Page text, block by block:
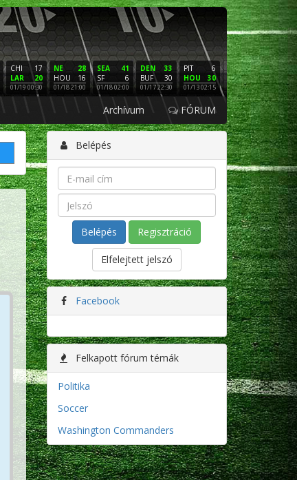
17
CHI
20
LAR
01/19 00:30
28
NE
16
HOU
01/18 21:00
41
SEA
6
SF
01/18 02:00
33
DEN
30
BUF
01/17 22:30
6
PIT
30
HOU
01/13 02:15
16
NE
3
LAC
01/12 02:00
PHI
SF
01/11
Archívum FÓRUM
Belépés
Regisztráció
Elfelejtett jelszó
Facebook
Felkapott fórum témák
Politika
Soccer
Washington Commanders